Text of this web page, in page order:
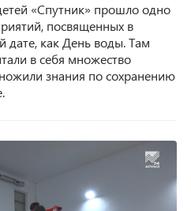
«Спутник» прошло одно
посвященных в
дате, как День воды. Там
в себя множество
знания по сохранению